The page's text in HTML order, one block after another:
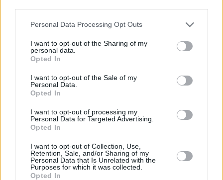
Please note that this website/app uses one or more Google
not limited to your visit or usage behaviour. You may click to
grant or deny consent to Google and its third-party tags to
use your data for below specified purposes in below Google
consent section.
Personal Data Processing Opt Outs
I want to opt-out of the Sharing of my
personal data.
Opted In
I want to opt-out of the Sale of my
Personal Data.
Opted In
I want to opt-out of processing my
Personal Data for Targeted Advertising.
Opted In
I want to opt-out of Collection, Use,
Retention, Sale, and/or Sharing of my
Personal Data that Is Unrelated with the
Purposes for which it was collected.
Opted In